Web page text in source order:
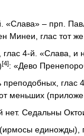
«Слава» – прп.
Минеи, глас тот
4-й. «Слава, и
[4]: «Дево
преподобных,
от меньших
нет. Седальны